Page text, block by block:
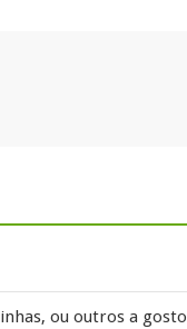
ou outros a gosto